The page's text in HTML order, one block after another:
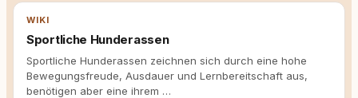
WIKI
Sportliche Hunderassen
Sportliche Hunderassen zeichnen sich durch eine hohe
Bewegungsfreude, Ausdauer und Lernbereitschaft aus,
benötigen aber eine ihrem …